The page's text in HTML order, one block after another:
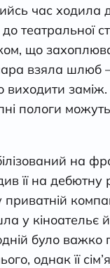
час ходила
театральної
що
взяла шлюб
виходити
пологи
на
її на дебютну
у кіноательє
було важко
однак її